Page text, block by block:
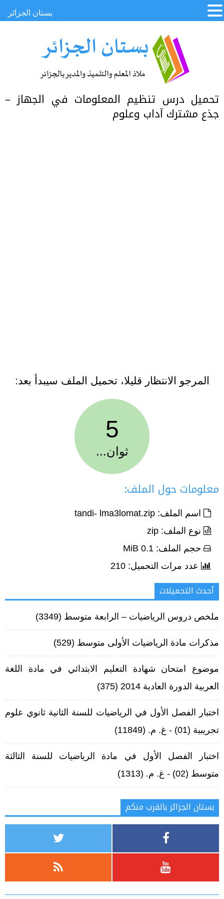
تحميل درس تنظيم المعلومات في الجهاز –
جذع مشترك آداب وعلوم
المرجو الانتظار قليلا، تحميل الملف سيبدأ بعد:
5
ثوان...
معلومات حول الملف:
اسم الملف: tandi- lma3lomat.zip
نوع الملف: zip
حجم الملف: 0.1 MiB
عدد مرات التحميل: 210
أحدث التحميلات
ملخص دروس الرياضيات – الرابعة متوسط‏ (3349)
مذكرات مادة الرياضيات الأولى متوسط (529)
موضوع امتحان شهادة التعليم الابتدائي في مادة اللغة
العربية الدورة العادية 2014
(375)
اختبار الفصل الأول في الرياضيات للسنة الثانية ثانوي علوم
تجريبية (01) - غ. م.
(11849)
اختبار الفصل الأول في مادة الرياضيات للسنة الثالثة
متوسط (02) - غ. م.
(1313)
بستان الجزائر بالقرب منكم
بستان الجزائر